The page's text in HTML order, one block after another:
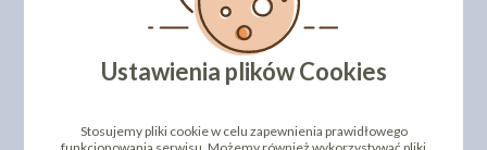
DODAJ SWOJĄ OPINIĘ
PRODUKTY PODOBNE
Ustawienia plików Cookies
Stosujemy pliki cookie w celu zapewnienia prawidłowego